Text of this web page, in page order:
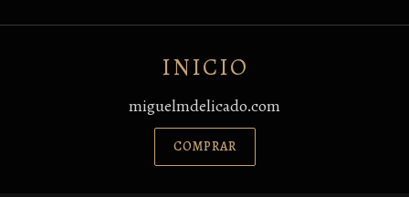
INICIO
miguelmdelicado.com
COMPRAR